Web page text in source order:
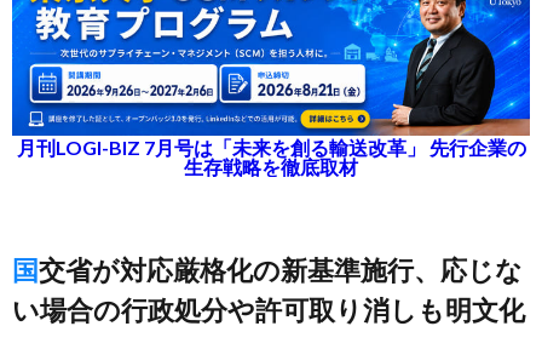
月刊LOGI-BIZ 7月号は「未来を創る輸送改革」 先行企業の
生存戦略を徹底取材
国交省が対応厳格化の新基準施行、応じな
い場合の行政処分や許可取り消しも明文化